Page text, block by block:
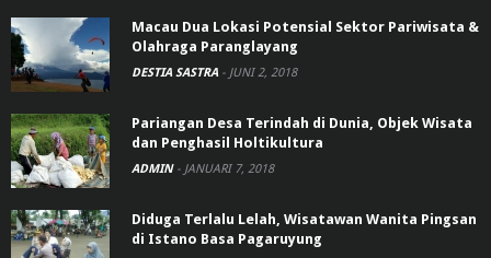
Macau Dua Lokasi Potensial Sektor Pariwisata &
Olahraga Paranglayang
DESTIA SASTRA - JUNI 2, 2018
Pariangan Desa Terindah di Dunia, Objek Wisata
dan Penghasil Holtikultura
ADMIN - JANUARI 7, 2018
Diduga Terlalu Lelah, Wisatawan Wanita Pingsan
di Istano Basa Pagaruyung